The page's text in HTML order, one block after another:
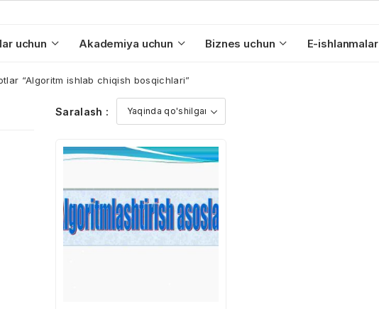
uchun Akademiya uchun Biznes uchun E-ishlanmalar
“Algoritm ishlab chiqish bosqichlari”
Saralash :